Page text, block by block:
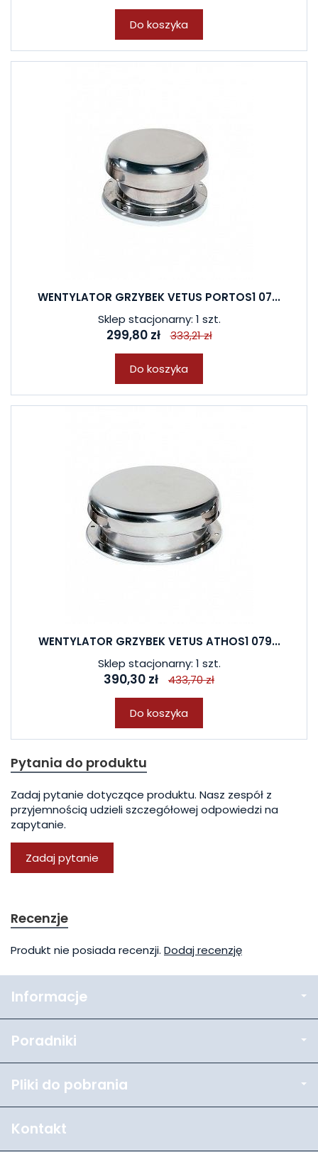
Do koszyka
WENTYLATOR GRZYBEK VETUS PORTOS1 07...
Sklep stacjonarny: 1 szt.
299,80 zł 333,21 zł
Do koszyka
WENTYLATOR GRZYBEK VETUS ATHOS1 079...
Sklep stacjonarny: 1 szt.
390,30 zł 433,70 zł
Do koszyka
Pytania do produktu
Zadaj pytanie dotyczące produktu. Nasz zespół z
przyjemnością udzieli szczegółowej odpowiedzi na
zapytanie.
Zadaj pytanie
Recenzje
Produkt nie posiada recenzji. Dodaj recenzję
Informacje
Poradniki
Pliki do pobrania
Kontakt